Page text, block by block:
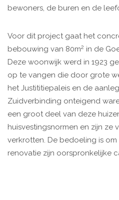
bewoners, de buren en de
Voor dit project gaat het
bebouwing van 80m2 in de
Deze woonwijk werd in 1923
op te vangen die door grote
het Justititiepaleis en de
Zuidverbinding onteigend
een groot deel van deze
huisvestingsnormen en zijn ze
verkrotten. De bedoeling is
renovatie zijn oorspronkelijke